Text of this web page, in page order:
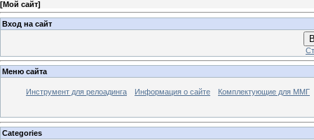
[Мой сайт]
Вход на сайт
Меню сайта
Инструмент для релоадинга Информация о сайте Комплектующие для ММГ
Categories